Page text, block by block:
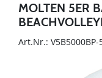
MOLTEN 5ER
Art.Nr.: